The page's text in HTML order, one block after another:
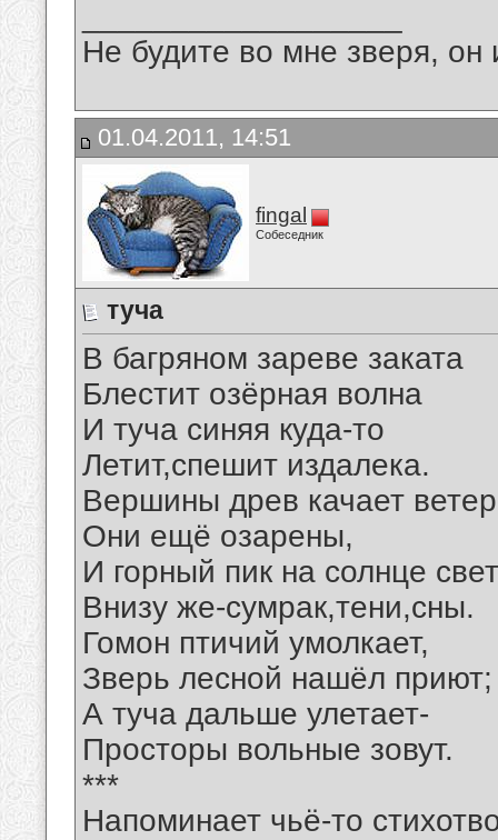
Не будите во мне зверя, он
01.04.2011, 14:51
fingal
Собеседник
туча
В багряном зареве заката
Блестит озёрная волна
И туча синяя куда-то
Летит,спешит издалека.
Вершины древ качает
Они ещё озарены,
И горный пик на солнце
Внизу же-сумрак,тени,сны.
Гомон птичий умолкает,
Зверь лесной нашёл приют;
А туча дальше улетает-
Просторы вольные зовут.
***
Напоминает чьё-то